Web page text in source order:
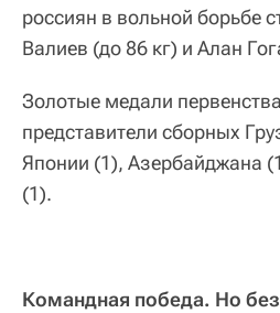
россиян в вольной борьбе
Валиев (до 86 кг) и Алан
Золотые медали
представители сборных
Японии (1), Азербайджана
(1).
Командная победа. Но